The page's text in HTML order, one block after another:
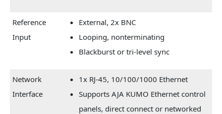
Reference
Input
External, 2x BNC
Looping, nonterminating
Blackburst or tri-level sync
Network
Interface
1x RJ-45, 10/100/1000 Ethernet
Supports AJA KUMO Ethernet control
panels, direct connect or networked